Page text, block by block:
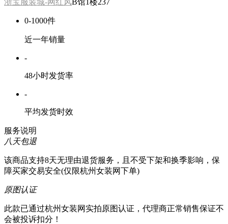
0-1000件
近一年销量
-
48小时发货率
-
平均发货时效
服务说明
八天包退
该商品支持8天无理由退货服务，且不受下架和换季影响，保
障买家交易安全(仅限杭州女装网下单)
原图认证
此款已通过杭州女装网实拍原图认证，代理商正常销售保证不
会被投诉扣分！